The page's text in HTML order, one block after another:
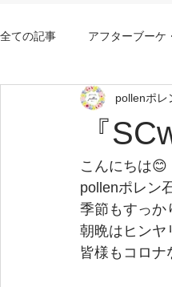
全ての記事 アフターブーケ
アフターブーケ大阪持込み
『
pollenポレ
こんにちは😊
pollenポレン
季節もすっか
朝晩はヒンヤ
皆様もコロ